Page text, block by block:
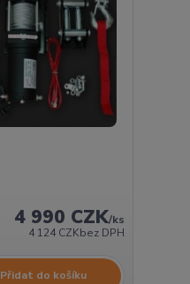
4 990 CZK/ks
4 124 CZKbez DPH
Přidat do košíku